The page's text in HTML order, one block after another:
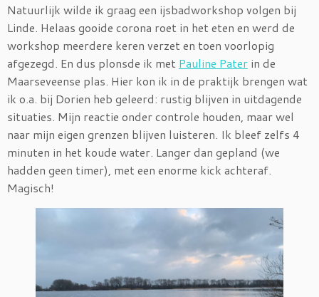
Natuurlijk wilde ik graag een ijsbadworkshop volgen bij
Linde. Helaas gooide corona roet in het eten en werd de
workshop meerdere keren verzet en toen voorlopig
afgezegd. En dus plonsde ik met Pauline Pater in de
Maarseveense plas. Hier kon ik in de praktijk brengen wat
ik o.a. bij Dorien heb geleerd: rustig blijven in uitdagende
situaties. Mijn reactie onder controle houden, maar wel
naar mijn eigen grenzen blijven luisteren. Ik bleef zelfs 4
minuten in het koude water. Langer dan gepland (we
hadden geen timer), met een enorme kick achteraf.
Magisch!